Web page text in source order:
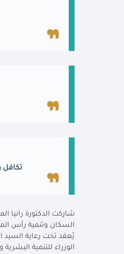
تكافل
شاركت الدكتورة رانيا
السكان وتنمية رأس
يُعقد تحت رعاية السيد
الوزراء للتنمية